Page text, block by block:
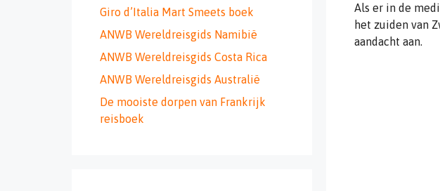
Als er in de
het zuiden van
aandacht aan.
Giro d’Italia Mart Smeets boek
ANWB Wereldreisgids Namibië
ANWB Wereldreisgids Costa Rica
ANWB Wereldreisgids Australië
De mooiste dorpen van Frankrijk
reisboek